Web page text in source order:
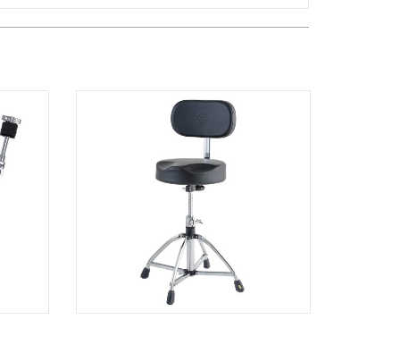
Quốc Hương, Phường An Khánh,
TPHCM, Quận Tân Phú, Hồ Chí Minh
Việt Thương Music - Thanh Khê
344 Nguyễn Văn Linh, Phường Thanh
Việt Thương Music - 357 Cộng Hòa
357 Cộng Hòa, Phường Tân Bình,
TPHCM, Quận Tân Bình, Hồ Chí Minh
Việt Thương Music - Vincom Lê Văn
Lô L3-05C, Tầng 3, Trung Tâm
Thương Mại Vincom Plaza, Số 50,
Đường Lê Văn Việt, Phường Tăng
Nhơn Phú, TPHCM, Quận 9, Hồ Chí
Minh